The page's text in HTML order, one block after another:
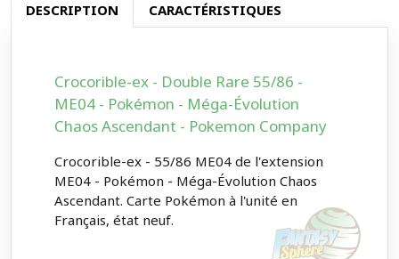
DESCRIPTION CARACTÉRISTIQUES
Crocorible-ex - Double Rare 55/86 -
ME04 - Pokémon - Méga-Évolution
Chaos Ascendant - Pokemon Company
Crocorible-ex - 55/86 ME04 de l'extension
ME04 - Pokémon - Méga-Évolution Chaos
Ascendant. Carte Pokémon à l'unité en
Français, état neuf.